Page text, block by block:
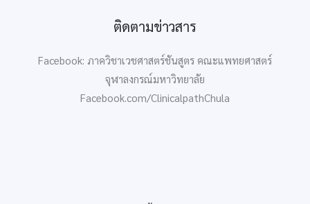
ติดตามข่าวสาร
Facebook: ภาควิชาเวชศาสตร์ชันสูตร คณะแพทยศาสตร์
จุฬาลงกรณ์มหาวิทยาลัย
Facebook.com/ClinicalpathChula